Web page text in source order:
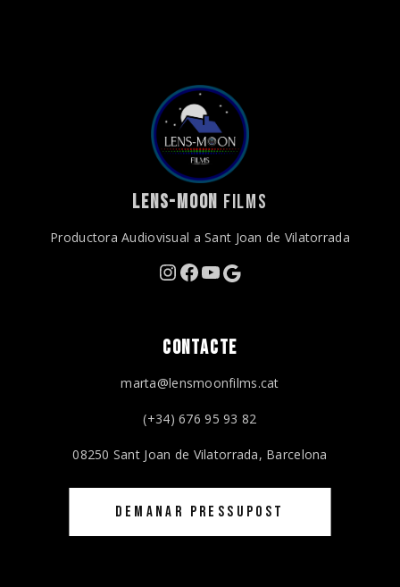
LENS-MOON FILMS
Productora Audiovisual a Sant Joan de Vilatorrada
Instagram
Facebook
YouTube
Google
CONTACTE
marta@lensmoonfilms.cat
(+34) 676 95 93 82
08250 Sant Joan de Vilatorrada, Barcelona
DEMANAR PRESSUPOST